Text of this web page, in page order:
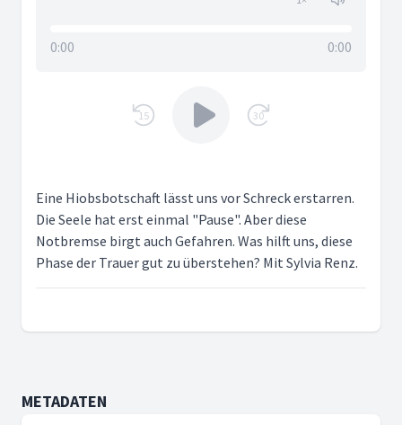
0:00 0:00
15 30
Eine Hiobsbotschaft lässt uns vor Schreck erstarren.
Die Seele hat erst einmal "Pause". Aber diese
Notbremse birgt auch Gefahren. Was hilft uns, diese
Phase der Trauer gut zu überstehen? Mit Sylvia Renz.
METADATEN